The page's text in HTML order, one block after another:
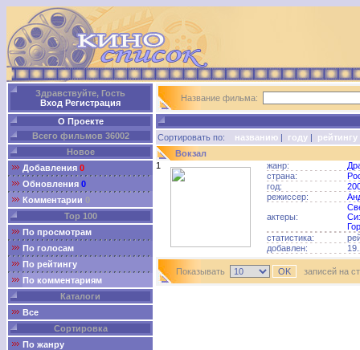
Здравствуйте, Гость
Вход Регистрация
О Проекте
Всего фильмов 36002
Новое
Добавления 0
Обновления 0
Комментарии 0
Top 100
По просмотрам
По голосам
По рейтингу
По комментариям
Каталоги
Все
Сортировка
По жанру
Название фильма:
Сортировать по: названию | году | рейтингу
Вокзал
1
жанр:
страна:
год:
режиссер:
актеры:
статистика:
добавлен:
Показывать записей на